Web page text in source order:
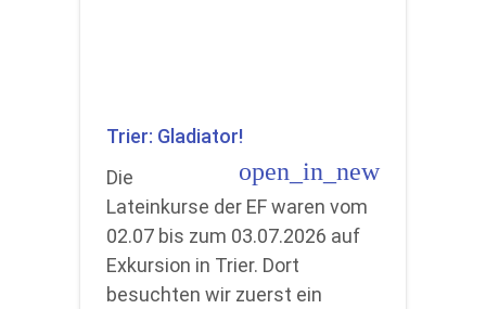
Trier: Gladiator!
open_in_new
Die
Lateinkurse der EF waren vom
02.07 bis zum 03.07.2026 auf
Exkursion in Trier. Dort
besuchten wir zuerst ein